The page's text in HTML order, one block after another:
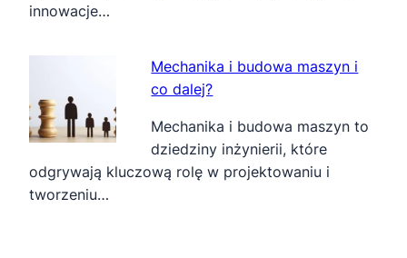
innowacje…
Mechanika i budowa maszyn i
co dalej?
Mechanika i budowa maszyn to
dziedziny inżynierii, które
odgrywają kluczową rolę w projektowaniu i
tworzeniu…